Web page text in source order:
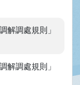
解調處規則」
解調處規則」